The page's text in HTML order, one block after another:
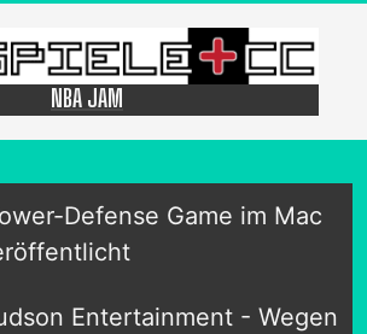
NBA JAM
Defense Game im Mac
Entertainment - Wegen